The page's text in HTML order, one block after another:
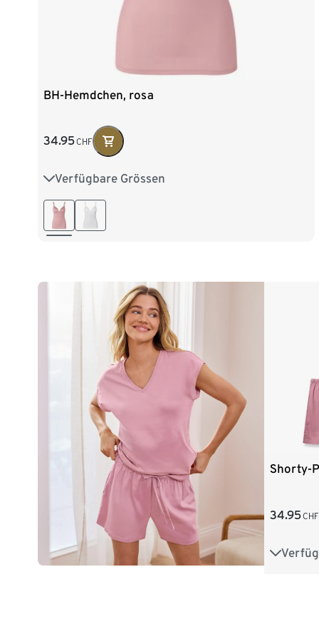
BH-Hemdchen, rosa
34.95CHF
Verfügbare Grössen
75B 75C 80B 80C
Shorty-
34.95CHF
36 38